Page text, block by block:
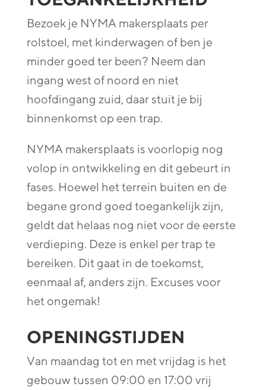
Bezoek je NYMA makersplaats per
rolstoel, met kinderwagen of ben je
minder goed ter been? Neem dan
ingang west of noord en niet
hoofdingang zuid, daar stuit je bij
binnenkomst op een trap.
NYMA makersplaats is voorlopig nog
volop in ontwikkeling en dit gebeurt in
fases. Hoewel het terrein buiten en de
begane grond goed toegankelijk zijn,
geldt dat helaas nog niet voor de eerste
verdieping. Deze is enkel per trap te
bereiken. Dit gaat in de toekomst,
eenmaal af, anders zijn. Excuses voor
het ongemak!
OPENINGSTIJDEN
Van maandag tot en met vrijdag is het
gebouw tussen 09:00 en 17:00 vrij